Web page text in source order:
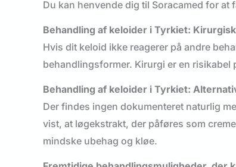
Du kan henvende dig til Soracamed for at
Behandling af keloider i Tyrkiet:
Hvis dit keloid ikke reagerer på andre
behandlingsformer. Kirurgi er en
Behandling af keloider i Tyrkiet:
Der findes ingen dokumenteret naturlig
vist, at løgekstrakt, der påføres som
mindske ubehag og kløe.